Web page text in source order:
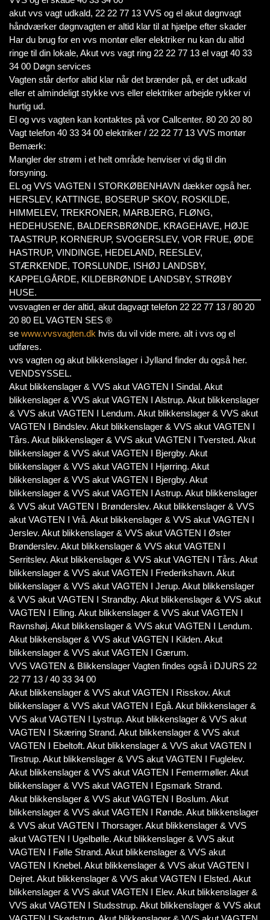
akut vvs vagt udkald, 22 22 77 13 VVS og el akut døgnvagt
håndværker døgnvagten er altid klar til at hjælpe efter skader
Har du brug for en vvs montør eller elektriker nu kan du altid
ringe til din lokale, Akut vvs vagt ring 22 22 77 13 el vagt 40 33
34 00 Døgn services
Vagten står derfor altid klar når det brænder på, er det udkald
eller et almindeligt stykke vvs eller elektriker arbejde rykker vi
hurtig ud.
El og vvs vagten kan kontaktes på vor Callcenter. 80 20 20 80
Vagt telefon 40 33 34 00 elektriker / 22 22 77 13 VVS montør
Bemærk:
Mangler der strøm i et helt område henviser vi dig til din
forsyning.
EL og VVS VAGTEN I STORKØBENHAVN dækker også her.
HERSLEV, KATTINGE, BOSERUP SKOV, ROSKILDE,
HIMMELEV, TREKRONER, MARBJERG, FLØNG,
HEDEHUSENE, BALDERSBRØNDE, KRAGEHAVE, HØJE
TAASTRUP, KORNERUP, SVOGERSLEV, VOR FRUE, ØDE
HASTRUP, VINDINGE, HEDELAND, REESLEV,
STÆRKENDE, TORSLUNDE, ISHØJ LANDSBY,
KAPPELGÅRDE, KILDEBRØNDE LANDSBY, STRØBY
HUSE.
vvsvagten er der altid, akut dagvagt telefon 22 22 77 13 / 80 20
20 80 EL VAGTEN SES ®
se www.vvsvagten.dk hvis du vil vide mere. alt i vvs og el
udføres.
vvs vagten og akut blikkenslager i Jylland finder du også her.
VENDSYSSEL.
Akut blikkenslager & VVS akut VAGTEN I Sindal. Akut
blikkenslager & VVS akut VAGTEN I Alstrup. Akut blikkenslager
& VVS akut VAGTEN I Lendum. Akut blikkenslager & VVS akut
VAGTEN I Bindslev. Akut blikkenslager & VVS akut VAGTEN I
Tårs. Akut blikkenslager & VVS akut VAGTEN I Tversted. Akut
blikkenslager & VVS akut VAGTEN I Bjergby. Akut
blikkenslager & VVS akut VAGTEN I Hjørring. Akut
blikkenslager & VVS akut VAGTEN I Bjergby. Akut
blikkenslager & VVS akut VAGTEN I Astrup. Akut blikkenslager
& VVS akut VAGTEN I Brønderslev. Akut blikkenslager & VVS
akut VAGTEN I Vrå. Akut blikkenslager & VVS akut VAGTEN I
Jerslev. Akut blikkenslager & VVS akut VAGTEN I Øster
Brønderslev. Akut blikkenslager & VVS akut VAGTEN I
Serritslev. Akut blikkenslager & VVS akut VAGTEN I Tårs. Akut
blikkenslager & VVS akut VAGTEN I Frederikshavn. Akut
blikkenslager & VVS akut VAGTEN I Jerup. Akut blikkenslager
& VVS akut VAGTEN I Strandby. Akut blikkenslager & VVS akut
VAGTEN I Elling. Akut blikkenslager & VVS akut VAGTEN I
Ravnshøj. Akut blikkenslager & VVS akut VAGTEN I Lendum.
Akut blikkenslager & VVS akut VAGTEN I Kilden. Akut
blikkenslager & VVS akut VAGTEN I Gærum.
VVS VAGTEN & Blikkenslager Vagten findes også i DJURS 22
22 77 13 / 40 33 34 00
Akut blikkenslager & VVS akut VAGTEN I Risskov. Akut
blikkenslager & VVS akut VAGTEN I Egå. Akut blikkenslager &
VVS akut VAGTEN I Lystrup. Akut blikkenslager & VVS akut
VAGTEN I Skæring Strand. Akut blikkenslager & VVS akut
VAGTEN I Ebeltoft. Akut blikkenslager & VVS akut VAGTEN I
Tirstrup. Akut blikkenslager & VVS akut VAGTEN I Fuglelev.
Akut blikkenslager & VVS akut VAGTEN I Femermøller. Akut
blikkenslager & VVS akut VAGTEN I Egsmark Strand.
Akut blikkenslager & VVS akut VAGTEN I Boslum. Akut
blikkenslager & VVS akut VAGTEN I Rønde. Akut blikkenslager
& VVS akut VAGTEN I Thorsager. Akut blikkenslager & VVS
akut VAGTEN I Ugelbølle. Akut blikkenslager & VVS akut
VAGTEN I Følle Strand. Akut blikkenslager & VVS akut
VAGTEN I Knebel. Akut blikkenslager & VVS akut VAGTEN I
Dejret. Akut blikkenslager & VVS akut VAGTEN I Elsted. Akut
blikkenslager & VVS akut VAGTEN I Elev. Akut blikkenslager &
VVS akut VAGTEN I Studsstrup. Akut blikkenslager & VVS akut